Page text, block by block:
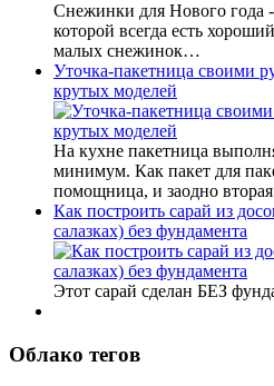
Снежинки для Нового года -
которой всегда есть
малых снежинок…
Уточка-пакетница своими
крутых моделей
На кухне пакетница
минимум. Как пакет для
помощница, и заодно
Как построить сарай из
салазках) без фундамента
Этот сарай сделан БЕЗ
Облако тегов